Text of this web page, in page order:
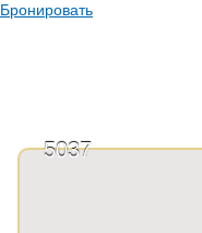
Бронировать
5037